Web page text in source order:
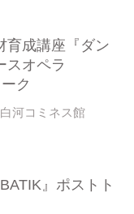
育成講座『ダン
スオペラ
ク
河コミネス館
』ポストト